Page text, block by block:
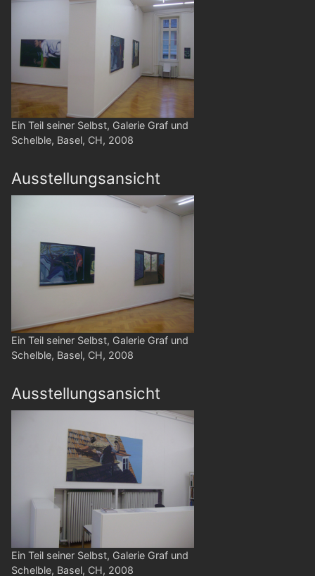
Ein Teil seiner Selbst, Galerie Graf und
Schelble, Basel, CH, 2008
Ausstellungsansicht
Ein Teil seiner Selbst, Galerie Graf und
Schelble, Basel, CH, 2008
Ausstellungsansicht
Ein Teil seiner Selbst, Galerie Graf und
Schelble, Basel, CH, 2008